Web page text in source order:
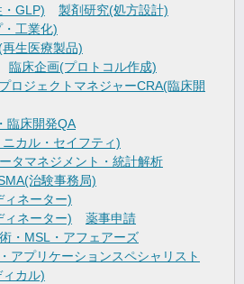
GLP)
製剤研究(処方設計)
工業化)
生医療製品)
臨床企画(プロトコル作成)
ロジェクトマネジャーCRA(臨床開
臨床開発QA
カル・セイフティ)
タマネジメント・統計解析
治験事務局)
ィネーター)
ィネーター)
薬事申請
・MSL・アフェアーズ
アプリケーションスペシャリスト
カル)